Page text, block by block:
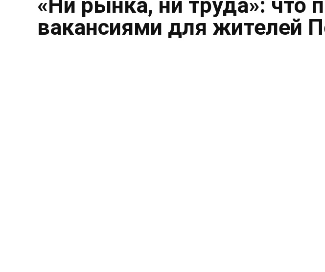
вакансиями для жителей